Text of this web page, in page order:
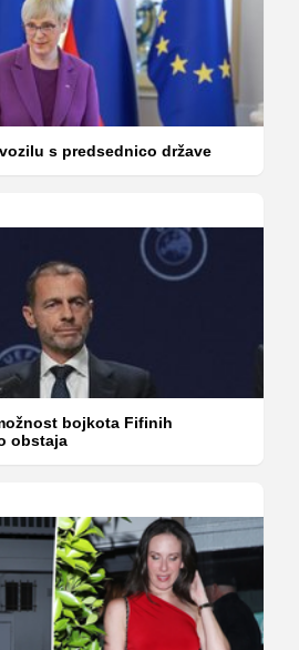
s predsednico države
bojkota Fifinih
obstaja